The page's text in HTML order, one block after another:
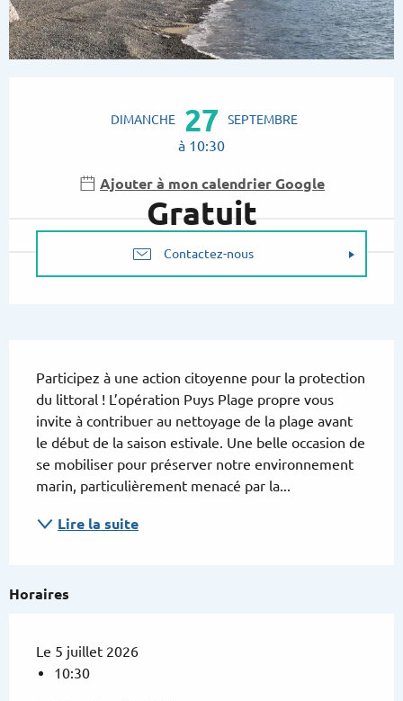
DIMANCHE 27 SEPTEMBRE
à 10:30
Ajouter à mon calendrier Google
Gratuit
Contactez-nous
Participez à une action citoyenne pour la protection
du littoral ! L’opération Puys Plage propre vous
invite à contribuer au nettoyage de la plage avant
le début de la saison estivale. Une belle occasion de
se mobiliser pour préserver notre environnement
marin, particulièrement menacé par la...
Lire la suite
Horaires
Le 5 juillet 2026
10:30